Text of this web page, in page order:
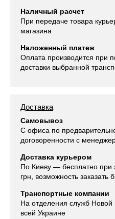
Наличный расчет
При передаче товара
магазина
Наложенный платеж
Оплата производится при
доставки выбранной
Доставка
Самовывоз
С офиса по
договоренности с
Доставка курьером
По Киеву — бесплатно при
грн, возможность заказать
Транспортные компании
На отделения служб
всей Украине